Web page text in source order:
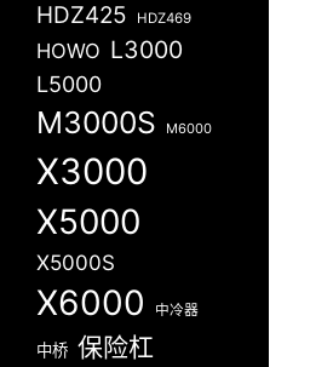
HDZ425 HDZ469
HOWO L3000
L5000
M3000S M6000
X3000
X5000
X5000S
X6000 中冷器
中桥 保险杠